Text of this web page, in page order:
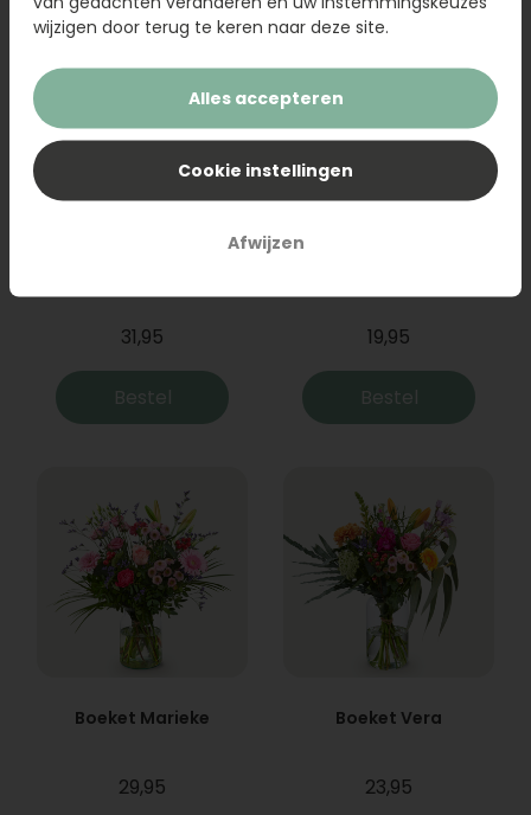
31,95
Bestel
19,95
Bestel
Boeket Marieke
29,95
Boeket Vera
23,95
wijzigen door terug te keren naar deze site.
Alles accepteren
Cookie instellingen
Afwijzen